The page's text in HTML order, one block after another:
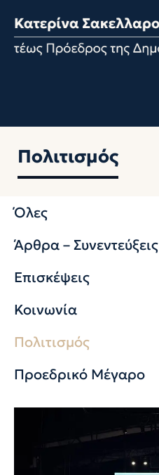
Πολιτισμός
Όλες
Άρθρα – Συνεντεύξεις
Επισκέψεις
Κοινωνία
Πολιτισμός
Προεδρικό Μέγαρο